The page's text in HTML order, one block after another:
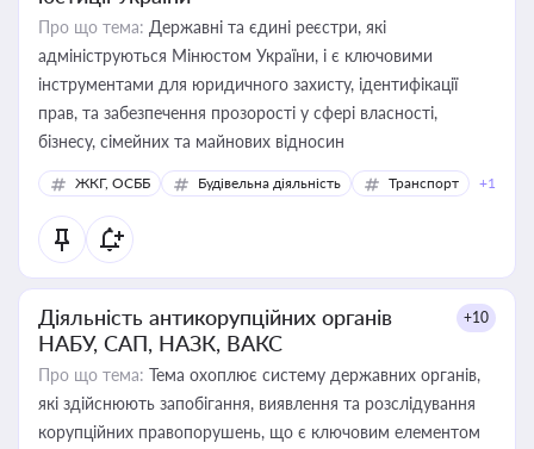
Про що тема: Державні та єдині реєстри, які
адмініструються Мінюстом України, і є ключовими
інструментами для юридичного захисту, ідентифікації
прав, та забезпечення прозорості у сфері власності,
бізнесу, сімейних та майнових відносин
ЖКГ, ОСББ Будівельна діяльність Транспорт +1
Діяльність антикорупційних органів
НАБУ, САП, НАЗК, ВАКС
+10
Про що тема: Тема охоплює систему державних органів,
які здійснюють запобігання, виявлення та розслідування
корупційних правопорушень, що є ключовим елементом